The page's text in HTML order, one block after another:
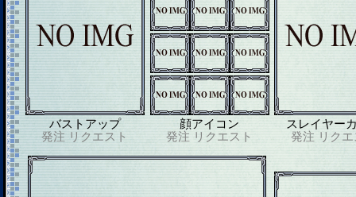
バストアップ
発注 リクエスト
顔アイコン
発注 リクエスト
スレイヤー
発注 リク